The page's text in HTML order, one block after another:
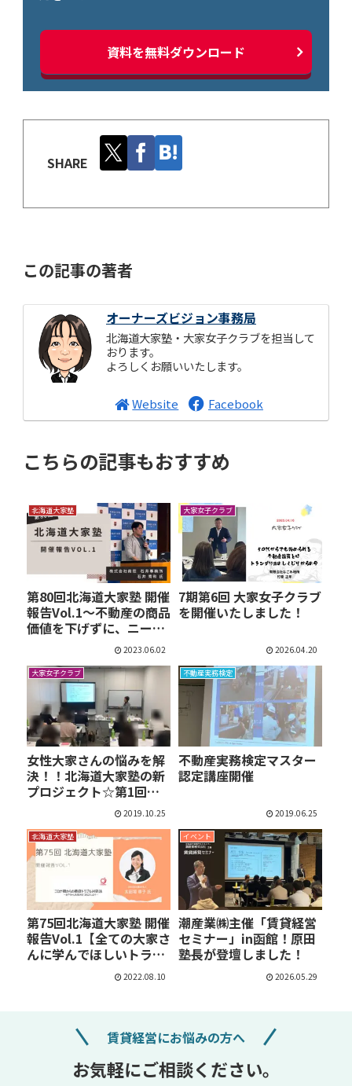
資料を無料ダウンロード
SHARE
この記事の著者
オーナーズビジョン事務局
北海道大家塾・大家女子クラブを担当して
おります。
よろしくお願いいたします。
Website Facebook
こちらの記事もおすすめ
北海道大家塾
第80回北海道大家塾 開催
報告Vol.1～不動産の商品
価値を下げずに、ニー…
2023.06.02
大家女子クラブ
7期第6回 大家女子クラブ
を開催いたしました！
2026.04.20
大家女子クラブ
女性大家さんの悩みを解
決！！北海道大家塾の新
プロジェクト☆第1回
2019.10.25
不動産実務検定
不動産実務検定マスター
認定講座開催
2019.06.25
北海道大家塾
第75回北海道大家塾 開催
報告Vol.1【全ての大家さ
んに学んでほしいトラ…
2022.08.10
イベント
潮産業㈱主催「賃貸経営
セミナー」in函館！原田
塾長が登壇しました！
2026.05.29
賃貸経営にお悩みの方へ
お気軽にご相談ください。